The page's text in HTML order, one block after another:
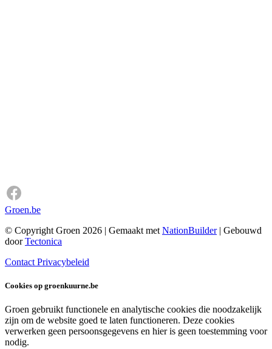
Groen.be
© Copyright Groen 2026 | Gemaakt met NationBuilder| Gebouwd
doorTectonica
Contact Privacybeleid
Cookies op groenkuurne.be
Groen gebruikt functionele en analytische cookies die noodzakelijk
zijn om de website goed te laten functioneren. Deze cookies
verwerken geen persoonsgegevens en hier is geen toestemming voor
nodig.